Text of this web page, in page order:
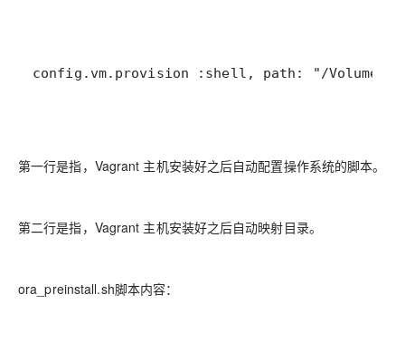
config . vm. provision : shell , path : "/
第一行是指，Vagrant 主机安装好之后自动配置操作系统的脚本。
第二行是指，Vagrant 主机安装好之后自动映射目录。
ora_preinstall.sh脚本内容：